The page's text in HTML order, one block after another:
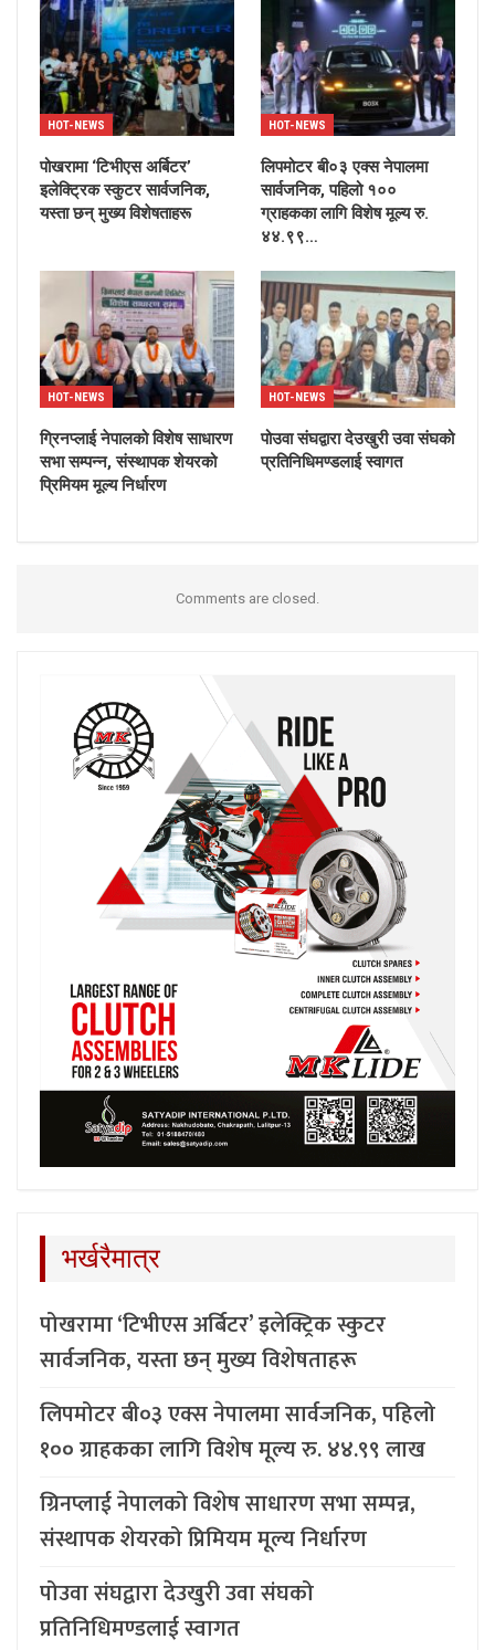
HOT-NEWS
पोखरामा ‘टिभीएस अर्बिटर’
इलेक्ट्रिक स्कुटर सार्वजनिक,
यस्ता छन् मुख्य विशेषताहरू
HOT-NEWS
लिपमोटर बी०३ एक्स नेपालमा
सार्वजनिक, पहिलो १००
ग्राहकका लागि विशेष मूल्य रु.
४४.९९…
HOT-NEWS
ग्रिनप्लाई नेपालको विशेष साधारण
सभा सम्पन्न, संस्थापक शेयरको
प्रिमियम मूल्य निर्धारण
HOT-NEWS
पोउवा संघद्वारा देउखुरी उवा संघको
प्रतिनिधिमण्डलाई स्वागत
Comments are closed.
भर्खरैमात्र
पोखरामा ‘टिभीएस अर्बिटर’ इलेक्ट्रिक स्कुटर
सार्वजनिक, यस्ता छन् मुख्य विशेषताहरू
लिपमोटर बी०३ एक्स नेपालमा सार्वजनिक, पहिलो
१०० ग्राहकका लागि विशेष मूल्य रु. ४४.९९ लाख
ग्रिनप्लाई नेपालको विशेष साधारण सभा सम्पन्न,
संस्थापक शेयरको प्रिमियम मूल्य निर्धारण
पोउवा संघद्वारा देउखुरी उवा संघको
प्रतिनिधिमण्डलाई स्वागत